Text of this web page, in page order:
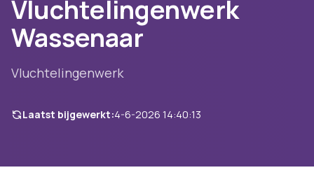
Vluchtelingenwerk
Wassenaar
Vluchtelingenwerk
Laatst bijgewerkt:4-6-2026 14:40:13